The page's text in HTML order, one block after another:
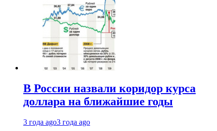
В России назвали коридор курса
доллара на ближайшие годы
3 года ago3 года ago